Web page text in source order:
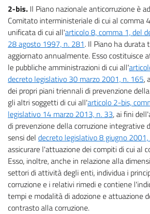
2-bis. Il Piano nazionale anticorruzione è
Comitato interministeriale di cui al comma
unificata di cui all'articolo 8, comma 1, del
28 agosto 1997, n. 281. Il Piano ha durata
aggiornato annualmente. Esso costituisce
le pubbliche amministrazioni di cui all'
decreto legislativo 30 marzo 2001, n. 165,
dei propri piani triennali di prevenzione
gli altri soggetti di cui all'articolo 2-bis,
legislativo 14 marzo 2013, n. 33, ai fini
di prevenzione della corruzione integrative
sensi del decreto legislativo 8 giugno 2001,
assicurare l'attuazione dei compiti di cui al
Esso, inoltre, anche in relazione alla
settori di attività degli enti, individua i
corruzione e i relativi rimedi e contiene
tempi e modalità di adozione e attuazione
contrasto alla corruzione.